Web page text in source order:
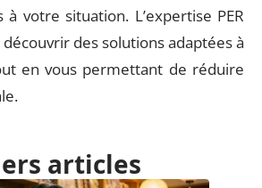
à votre situation. L’expertise PER
des solutions adaptées à
en vous permettant de réduire
articles